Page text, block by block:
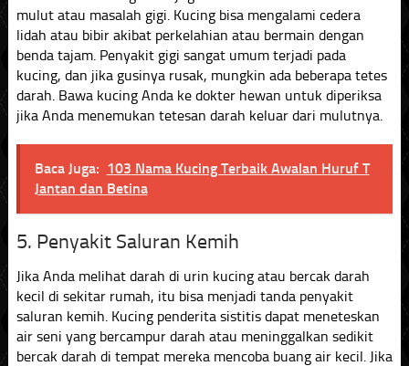
mulut atau masalah gigi. Kucing bisa mengalami cedera
lidah atau bibir akibat perkelahian atau bermain dengan
benda tajam. Penyakit gigi sangat umum terjadi pada
kucing, dan jika gusinya rusak, mungkin ada beberapa tetes
darah. Bawa kucing Anda ke dokter hewan untuk diperiksa
jika Anda menemukan tetesan darah keluar dari mulutnya.
Baca Juga: 103 Nama Kucing Terbaik Awalan Huruf T
Jantan dan Betina
5. Penyakit Saluran Kemih
Jika Anda melihat darah di urin kucing atau bercak darah
kecil di sekitar rumah, itu bisa menjadi tanda penyakit
saluran kemih. Kucing penderita sistitis dapat meneteskan
air seni yang bercampur darah atau meninggalkan sedikit
bercak darah di tempat mereka mencoba buang air kecil. Jika